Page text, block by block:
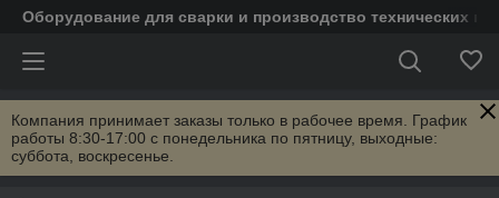
Оборудование для сварки и производство технических
Компания принимает заказы только в рабочее время. График
работы 8:30-17:00 с понедельника по пятницу, выходные:
суббота, воскресенье.